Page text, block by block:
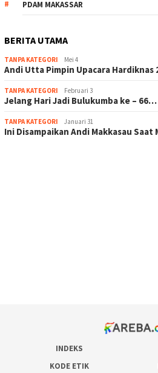
PDAM MAKASSAR
BERITA UTAMA
TANPA KATEGORI Mei 4
Andi Utta Pimpin Upacara Hardiknas
TANPA KATEGORI Februari 3
Jelang Hari Jadi Bulukumba ke – 66…
TANPA KATEGORI Januari 31
Ini Disampaikan Andi Makkasau
INDEKS
KODE ETIK